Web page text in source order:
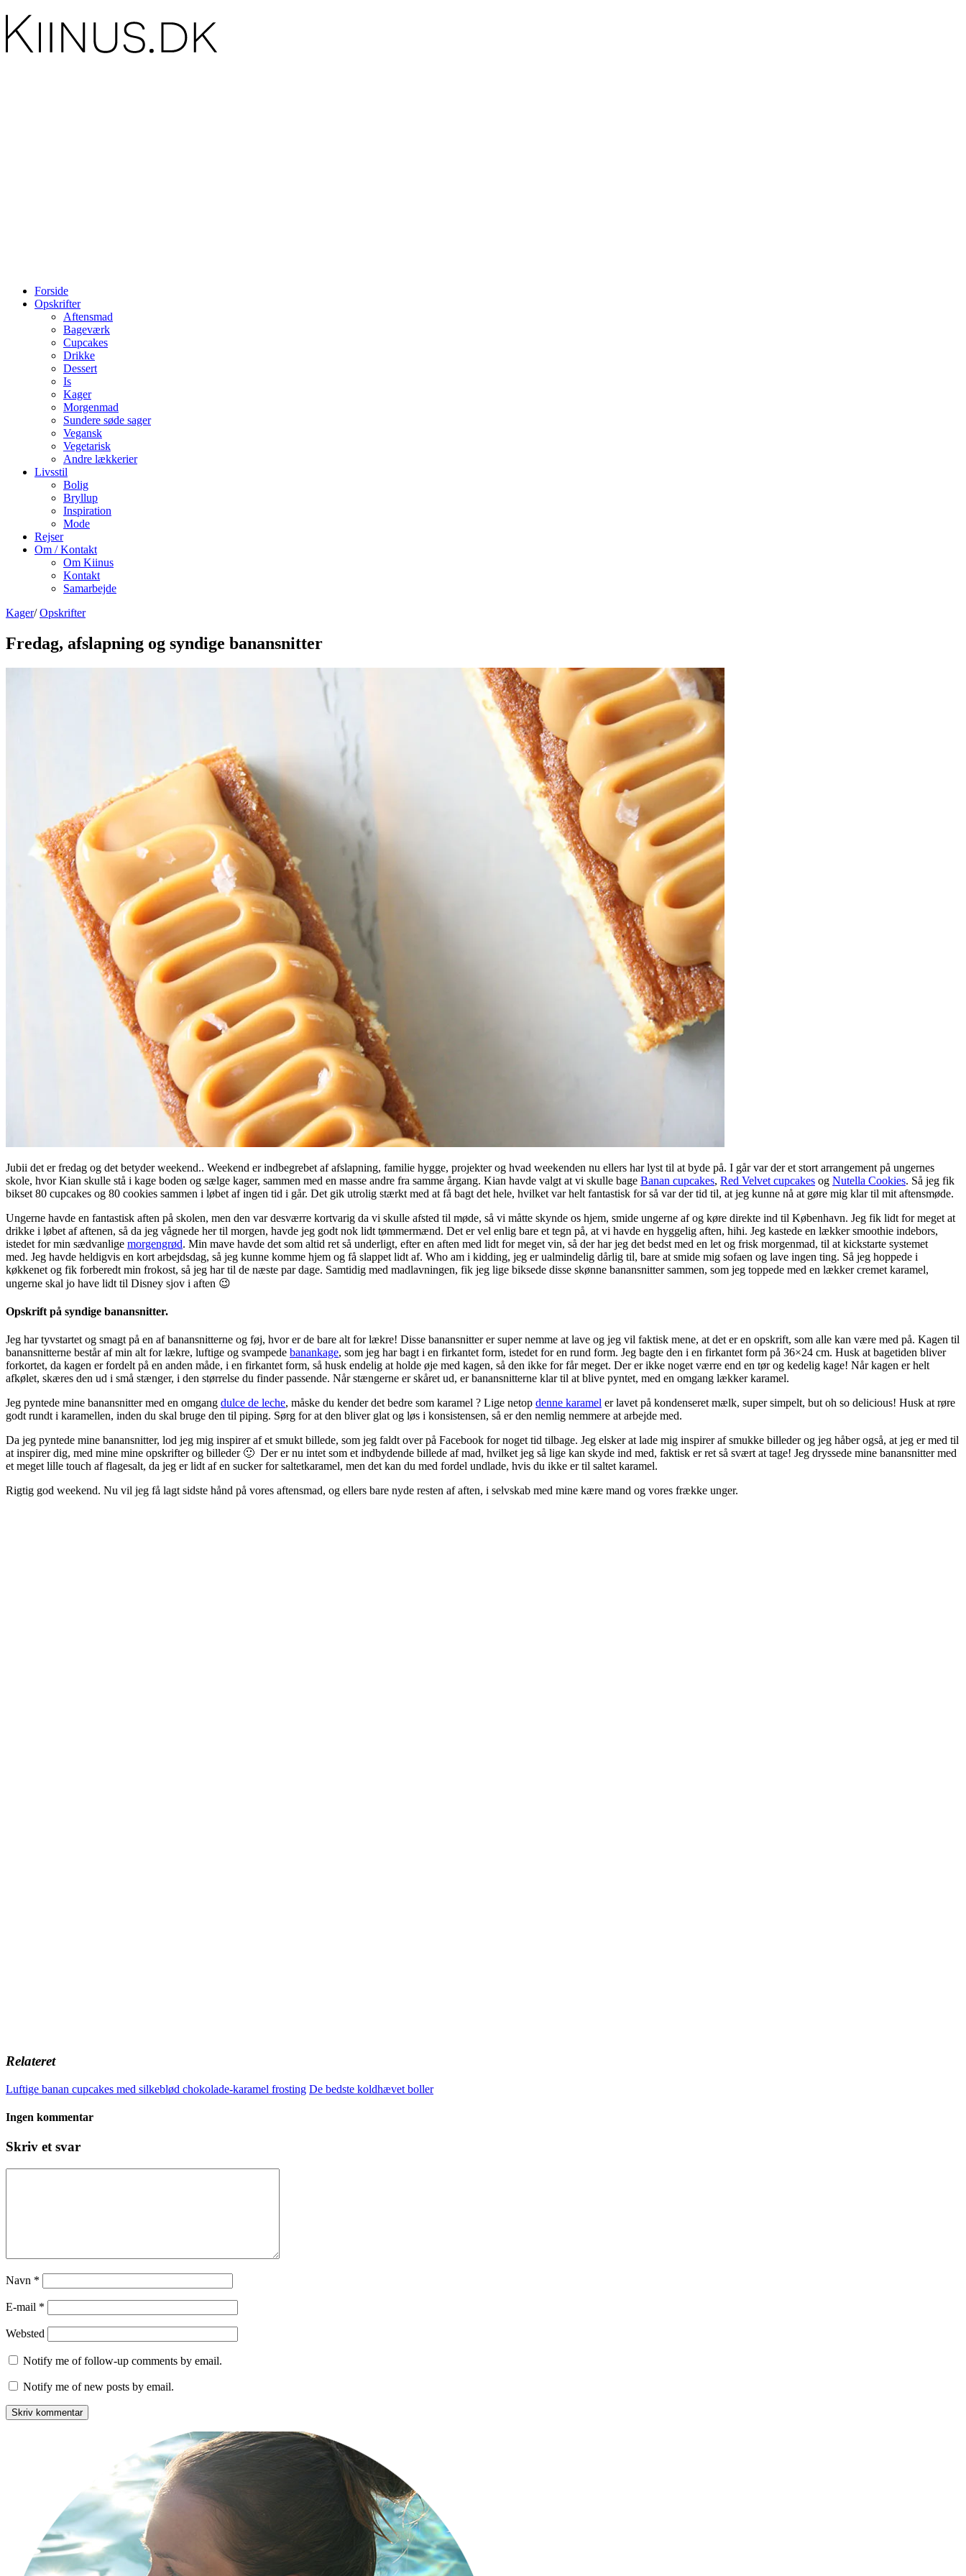
Forside
Opskrifter
Aftensmad
Bageværk
Cupcakes
Drikke
Dessert
Is
Kager
Morgenmad
Sundere søde sager
Vegansk
Vegetarisk
Andre lækkerier
Livsstil
Bolig
Bryllup
Inspiration
Mode
Rejser
Om / Kontakt
Om Kiinus
Kontakt
Samarbejde
Kager/ Opskrifter
Fredag, afslapning og syndige banansnitter
Jubii det er fredag og det betyder weekend.. Weekend er indbegrebet af afslapning, familie hygge, projekter og hvad weekenden nu ellers har lyst til at byde på. I går var der et stort arrangement på ungernes
skole, hvor Kian skulle stå i kage boden og sælge kager, sammen med en masse andre fra samme årgang. Kian havde valgt at vi skulle bage Banan cupcakes, Red Velvet cupcakes og Nutella Cookies. Så jeg fik
bikset 80 cupcakes og 80 cookies sammen i løbet af ingen tid i går. Det gik utrolig stærkt med at få bagt det hele, hvilket var helt fantastisk for så var der tid til, at jeg kunne nå at gøre mig klar til mit aftensmøde.
Ungerne havde en fantastisk aften på skolen, men den var desværre kortvarig da vi skulle afsted til møde, så vi måtte skynde os hjem, smide ungerne af og køre direkte ind til København. Jeg fik lidt for meget at
drikke i løbet af aftenen, så da jeg vågnede her til morgen, havde jeg godt nok lidt tømmermænd. Det er vel enlig bare et tegn på, at vi havde en hyggelig aften, hihi. Jeg kastede en lækker smoothie indebors,
istedet for min sædvanlige morgengrød. Min mave havde det som altid ret så underligt, efter en aften med lidt for meget vin, så der har jeg det bedst med en let og frisk morgenmad, til at kickstarte systemet
med. Jeg havde heldigvis en kort arbejdsdag, så jeg kunne komme hjem og få slappet lidt af. Who am i kidding, jeg er ualmindelig dårlig til, bare at smide mig sofaen og lave ingen ting. Så jeg hoppede i
køkkenet og fik forberedt min frokost, så jeg har til de næste par dage. Samtidig med madlavningen, fik jeg lige biksede disse skønne banansnitter sammen, som jeg toppede med en lækker cremet karamel,
ungerne skal jo have lidt til Disney sjov i aften 😉
Opskrift på syndige banansnitter.
Jeg har tyvstartet og smagt på en af banansnitterne og føj, hvor er de bare alt for lækre! Disse banansnitter er super nemme at lave og jeg vil faktisk mene, at det er en opskrift, som alle kan være med på. Kagen til
banansnitterne består af min alt for lækre, luftige og svampede banankage, som jeg har bagt i en firkantet form, istedet for en rund form. Jeg bagte den i en firkantet form på 36×24 cm. Husk at bagetiden bliver
forkortet, da kagen er fordelt på en anden måde, i en firkantet form, så husk endelig at holde øje med kagen, så den ikke for får meget. Der er ikke noget værre end en tør og kedelig kage! Når kagen er helt
afkølet, skæres den ud i små stænger, i den størrelse du finder passende. Når stængerne er skåret ud, er banansnitterne klar til at blive pyntet, med en omgang lækker karamel.
Jeg pyntede mine banansnitter med en omgang dulce de leche, måske du kender det bedre som karamel ? Lige netop denne karamel er lavet på kondenseret mælk, super simpelt, but oh so delicious! Husk at røre
godt rundt i karamellen, inden du skal bruge den til piping. Sørg for at den bliver glat og løs i konsistensen, så er den nemlig nemmere at arbejde med.
Da jeg pyntede mine banansnitter, lod jeg mig inspirer af et smukt billede, som jeg faldt over på Facebook for noget tid tilbage. Jeg elsker at lade mig inspirer af smukke billeder og jeg håber også, at jeg er med til
at inspirer dig, med mine mine opskrifter og billeder 🙂 Der er nu intet som et indbydende billede af mad, hvilket jeg så lige kan skyde ind med, faktisk er ret så svært at tage! Jeg dryssede mine banansnitter med
et meget lille touch af flagesalt, da jeg er lidt af en sucker for saltetkaramel, men det kan du med fordel undlade, hvis du ikke er til saltet karamel.
Rigtig god weekend. Nu vil jeg få lagt sidste hånd på vores aftensmad, og ellers bare nyde resten af aften, i selvskab med mine kære mand og vores frække unger.
Relateret
Luftige banan cupcakes med silkeblød chokolade-karamel frosting De bedste koldhævet boller
Ingen kommentar
Skriv et svar
Navn *
E-mail *
Websted
Notify me of follow-up comments by email.
Notify me of new posts by email.